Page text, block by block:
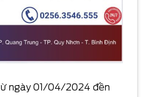
ngày 01/04/2024 đến